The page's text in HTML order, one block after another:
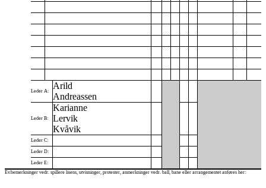
Leder A:
Arild
Andreassen
Leder B:
Karianne
Lervik
Kvåvik
Leder C:
Leder D:
Leder E:
Ev.bemerkninger vedr. spillere lisens, utvisninger, protester, anmerkninger vedr. ball, bane eller arrangementet anføres her: